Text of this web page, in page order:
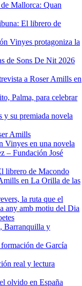
Mallorca: Quan
El librero de
Vinyes protagoniza la
de Sons De Nit 2026
a Roser Amills en
Palma, para celebrar
su premiada novela
Amills
Vinyes en una novela
– Fundación José
librero de Macondo
en La Orilla de las
la ruta que el
any amb motiu del Dia
Barranquilla y
de García
real y lectura
olvido en España